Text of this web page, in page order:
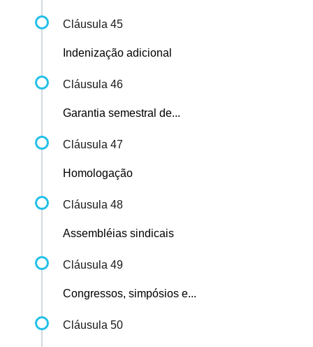
Cláusula 45
Indenização adicional
Cláusula 46
Garantia semestral de...
Cláusula 47
Homologação
Cláusula 48
Assembléias sindicais
Cláusula 49
Congressos, simpósios e...
Cláusula 50